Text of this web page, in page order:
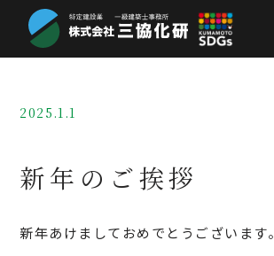
ン
ス
キ
プ
2025.1.1
新年のご挨拶
新年あけましておめでとうございます。